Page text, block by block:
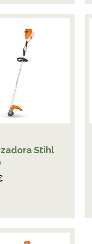
Stihl